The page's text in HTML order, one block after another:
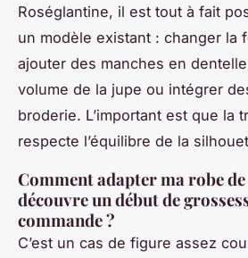
Roséglantine, il est tout à fait
un modèle existant : changer la
ajouter des manches en
volume de la jupe ou intégrer
broderie. L’important est que la
respecte l’équilibre de la
Comment adapter ma robe
découvre un début de
commande ?
C’est un cas de figure assez